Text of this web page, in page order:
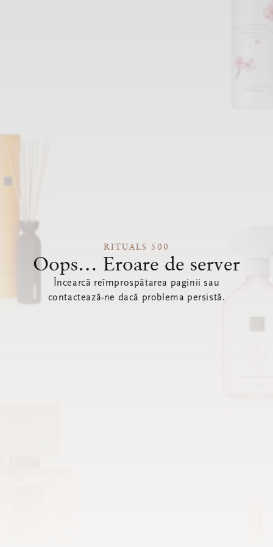
RITUALS 500
Oops… Eroare de server
Încearcă reîmprospătarea paginii sau
contactează-ne dacă problema persistă.